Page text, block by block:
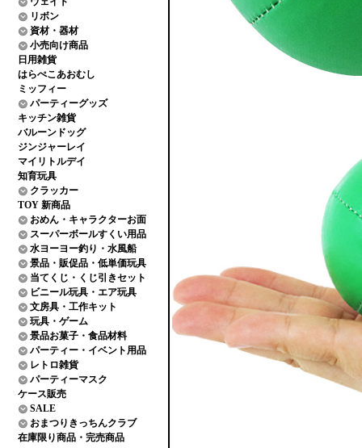
リボン
資材・器材
小売向け商品
日用雑貨
はらぺこあおむし
ミッフィー
パーティーグッズ
キッチン雑貨
バルーンドッグ
ジンジャーレイ
マイリトルデイ
知育玩具
クラッカー
TOY 新商品
おめん・キャラクターお面
スーパーボールすくい用品
水ヨーヨー釣り・水風船
景品・販促品・低単価玩具
当てくじ・くじ引きセット
ビニール玩具・エア玩具
文房具・工作キット
玩具・ゲーム
景品お菓子・食品材料
パーティー・イベント用品
レトロ雑貨
パーティーマスク
ケース販売
SALE
おまつりきっちんクラブ
在庫限り商品・完売商品